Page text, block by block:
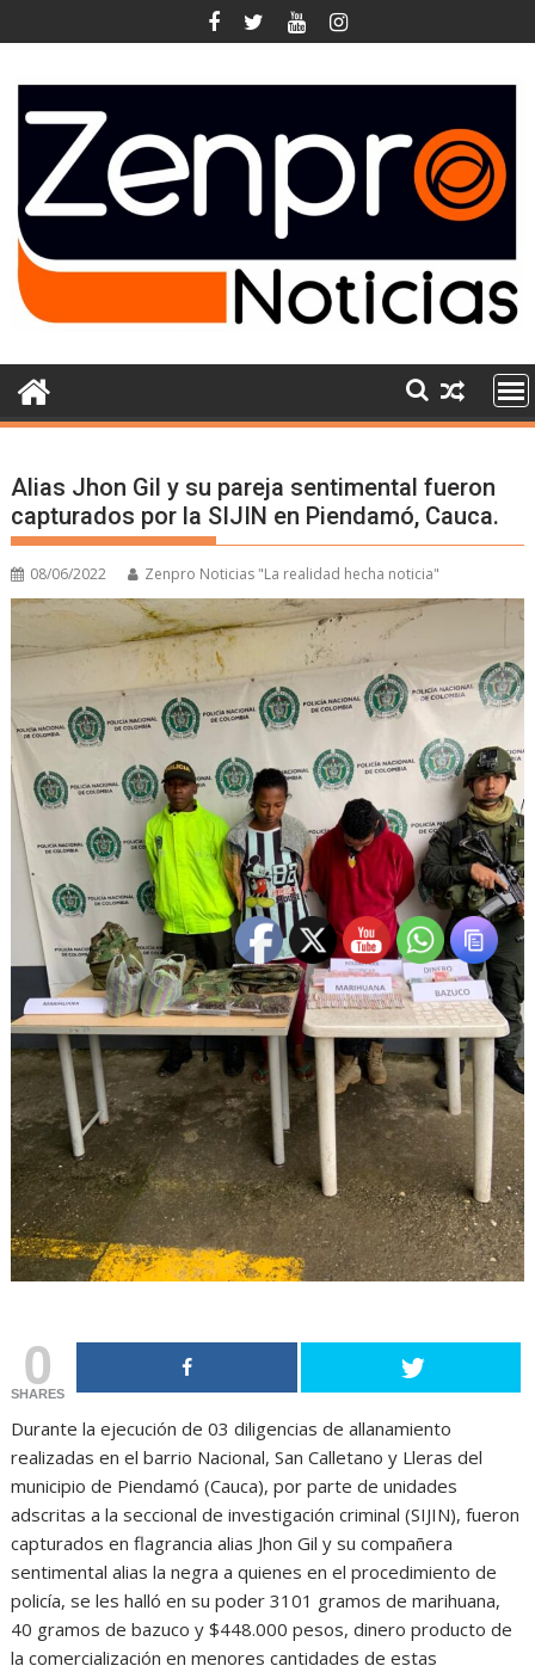
to
Alias Jhon Gil y su pareja sentimental fueron
capturados por la SIJIN en Piendamó, Cauca.
08/06/2022 Zenpro Noticias "La realidad hecha noticia"
0
SHARES
Durante la ejecución de 03 diligencias de allanamiento
realizadas en el barrio Nacional, San Calletano y Lleras del
municipio de Piendamó (Cauca), por parte de unidades
adscritas a la seccional de investigación criminal (SIJIN), fueron
capturados en flagrancia alias Jhon Gil y su compañera
sentimental alias la negra a quienes en el procedimiento de
policía, se les halló en su poder 3101 gramos de marihuana,
40 gramos de bazuco y $448.000 pesos, dinero producto de
la comercialización en menores cantidades de estas